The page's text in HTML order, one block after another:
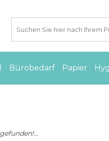
Bürobedarf Papier